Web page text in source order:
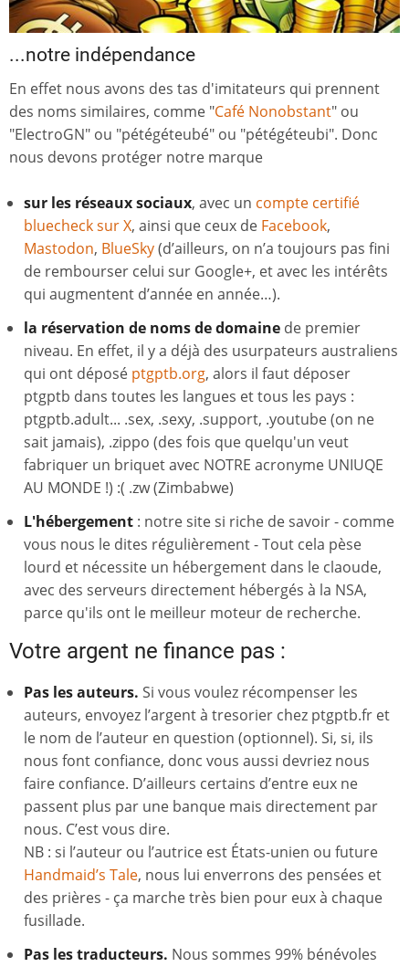
...notre indépendance
En effet nous avons des tas d'imitateurs qui prennent
des noms similaires, comme "Café Nonobstant" ou
"ElectroGN" ou "pétégéteubé" ou "pétégéteubi". Donc
nous devons protéger notre marque
sur les réseaux sociaux, avec un compte certifié
bluecheck sur X, ainsi que ceux de Facebook,
Mastodon, BlueSky(d’ailleurs, on n’a toujours pas fini
de rembourser celui sur Google+, et avec les intérêts
qui augmentent d’année en année…).
la réservation de noms de domaine de premier
niveau. En effet, il y a déjà des usurpateurs australiens
qui ont déposé ptgptb.org, alors il faut déposer
ptgptb dans toutes les langues et tous les pays :
ptgptb.adult... .sex, .sexy, .support, .youtube (on ne
sait jamais), .zippo (des fois que quelqu'un veut
fabriquer un briquet avec NOTRE acronyme UNIUQE
AU MONDE !) :( .zw (Zimbabwe)
L'hébergement : notre site si riche de savoir - comme
vous nous le dites régulièrement - Tout cela pèse
lourd et nécessite un hébergement dans le claoude,
avec des serveurs directement hébergés à la NSA,
parce qu'ils ont le meilleur moteur de recherche.
Votre argent ne finance pas :
Pas les auteurs. Si vous voulez récompenser les
auteurs, envoyez l’argent à tresorier chez ptgptb.fr et
le nom de l’auteur en question (optionnel). Si, si, ils
nous font confiance, donc vous aussi devriez nous
faire confiance. D’ailleurs certains d’entre eux ne
passent plus par une banque mais directement par
nous. C’est vous dire.
NB : si l’auteur ou l’autrice est États-unien ou future
Handmaid’s Tale, nous lui enverrons des pensées et
des prières - ça marche très bien pour eux à chaque
fusillade.
Pas les traducteurs. Nous sommes 99% bénévoles